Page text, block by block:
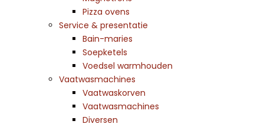
Pizza ovens
Service & presentatie
Bain-maries
Soepketels
Voedsel warmhouden
Vaatwasmachines
Vaatwaskorven
Vaatwasmachines
Diversen